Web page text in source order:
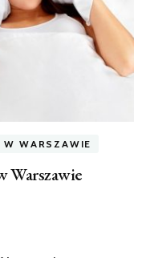
W WARSZAWIE
Warszawie